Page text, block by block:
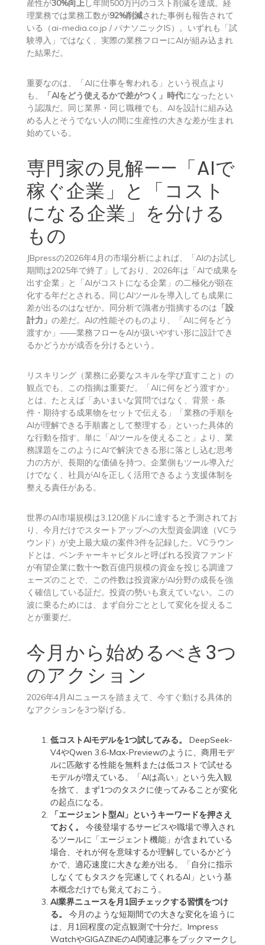
産性が30%向上 し年間500万円のコスト削減を達成。経
理業務では業務工数が92%削減された事例も報告されて
いる（ai-media.co.jp / パナソニックIS）。いずれも「試
験導入」ではなく、実際の業務フローにAIが組み込まれ
た結果だ。
重要なのは、「AIに仕事を奪われる」という視点より
も、
「AIをどう使えるかで差がつく」時代になったとい
う認識だ。同じ業界・同じ職種でも、AIを設計に組み込
める人とそうでない人の間に生産性の大きな差が生まれ
始めている。
専門家の見解——「AIで
稼ぐ企業」と「コスト
になる企業」を分ける
もの
JBpressの2026年4月の市場分析によれば、「AIのお試し
期間は2025年で終了」しており、2026年は「AIで成果を
出す企業」と「AIがコストになる企業」の二極化が顕在
化する年だとされる。同じAIツールを導入しても成果に
差が出るのはなぜか。同分析で識者が指摘するのは 「設
計力」 の差だ。AIの性能そのものより、「AIに何をどう
渡すか」——業務フローをAIが扱いやすい形に設計でき
るかどうかが成否を分けるという。
リスキリング（業務に必要なスキルを学び直すこと）の
観点でも、この指摘は重要だ。「AIに何をどう渡すか」
とは、たとえば「あいまいな質問ではなく、背景・条
件・期待する成果物をセットで伝える」「業務の手順を
AIが理解できる手順書として整理する」といった具体的
な行動を指す。単に「AIツールを使えること」より、業
務課題をこのようにAIで解決できる形に落とし込む思考
力の方が、長期的な価値を持つ。企業側もツール導入だ
けでなく、社員がAIを正しく活用できるよう支援体制を
整える責任がある。
世界のAI市場規模は3,120億ドルに達すると予測されてお
り、今月だけでスタートアップへの大型資金調達（VCラ
ウンド）が史上最大級の案件3件を記録した。VCラウン
ドとは、ベンチャーキャピタルと呼ばれる投資ファンド
が有望企業に数十〜数百億円規模の資金を投じる調達フ
ェーズのことで、この件数は投資家がAI分野の成長を強
く確信している証だ。投資の勢いも衰えていない。この
波に乗るためには、まず自分ごととして変化を捉えるこ
とが重要だ。
今月から始めるべき3つ
のアクション
2026年4月AIニュースを踏まえて、今すぐ動ける具体的
なアクションを3つ挙げる。
低コストAIモデルを1つ試してみる。
DeepSeek-
V4やQwen 3.6-Max-Previewのように、商用モデ
ルに匹敵する性能を無料または低コストで試せる
モデルが増えている。「AIは高い」という先入観
を捨て、まず1つのタスクに使ってみることが変化
の起点になる。
「エージェント型AI」というキーワードを押さえ
ておく。
今後登場するサービスや職場で導入され
るツールに「エージェント機能」が含まれている
場合、それが何を意味するか理解しているかどう
かで、適応速度に大きな差が出る。「自分に指示
しなくてもタスクを完遂してくれるAI」という基
本概念だけでも覚えておこう。
AI業界ニュースを月1回チェックする習慣をつけ
る。
今月のような短期間での大きな変化を追うに
は、月1回程度の定点観測で十分だ。Impress
WatchやGIGAZINEのAI関連記事をブックマークし